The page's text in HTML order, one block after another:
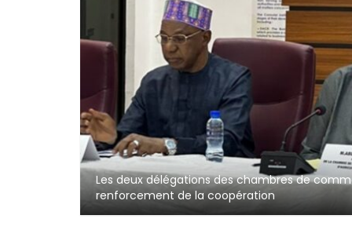
Les deux délégations des chambres de
renforcement de la coopération